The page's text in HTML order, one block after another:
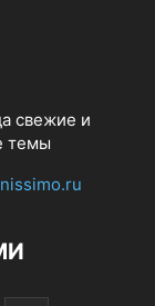
свежие и
темы